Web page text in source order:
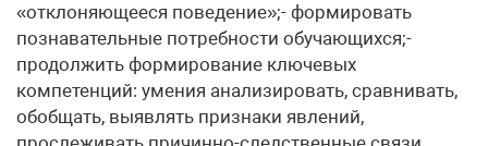
«отклоняющееся поведение»;- формировать
познавательные потребности обучающихся;-
продолжить формирование ключевых
компетенций: умения анализировать, сравнивать,
обобщать, выявлять признаки явлений,